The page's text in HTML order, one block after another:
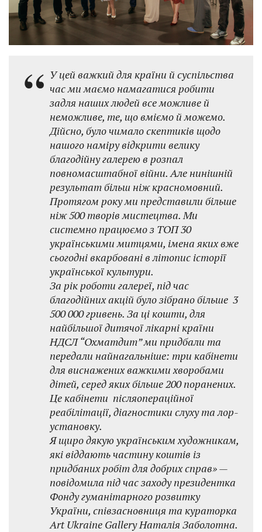
У цей важкий для країни й суспільства
час ми маємо намагатися робити
задля наших людей все можливе й
неможливе, те, що вміємо й можемо.
Дійсно, було чимало скептиків щодо
нашого наміру відкрити велику
благодійну галерею в розпал
повномасштабної війни. Але нинішній
результат більш ніж красномовний.
Протягом року ми представили більше
ніж 500 творів мистецтва. Ми
системно працюємо з ТОП 30
українськими митцями, імена яких вже
сьогодні вкарбовані в літопис історії
української культури.
За рік роботи галереї, під час
благодійних акцій було зібрано більше 3
500 000 гривень. За ці кошти, для
найбільшої дитячої лікарні країни
НДСЛ “Охматдит” ми придбали та
передали найнагальніше: три кабінети
для виснажених важкими хворобами
дітей, серед яких більше 200 поранених.
Це кабінети післяопераційної
реабілітації, діагностики слуху та лор-
установку.
Я щиро дякую українським художникам,
які віддають частину коштів із
придбаних робіт для добрих справ» —
повідомила під час заходу президентка
Фонду гуманітарного розвитку
України, співзасновниця та кураторка
Art Ukraine Gallery Наталія Заболотна.